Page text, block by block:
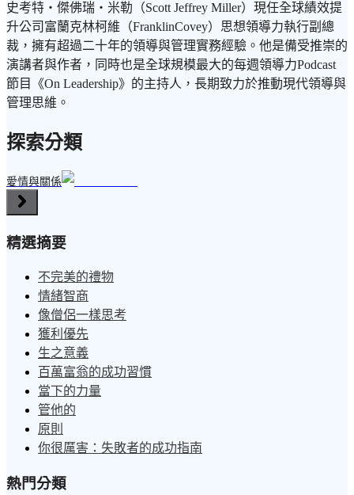
史考特・傑佛瑞・米勒（Scott Jeffrey Miller）現任全球績效提
升公司富蘭克林柯維（FranklinCovey）思想領導力執行副總
裁，擁有超過二十年的領導與管理實務經驗。他是備受推崇的
演講者與作者，同時也是全球規模最大的每週領導力Podcast
節目《On Leadership》的主持人，長期致力於推動現代領導與
管理思維。
探索分類
愛情與關係
精選摘要
不完美的禮物
情緒智商
像僧侶一樣思考
獲利優先
生之意義
百萬富翁的成功習慣
當下的力量
管他的
原則
你很厲害：失敗者的成功指南
熱門分類